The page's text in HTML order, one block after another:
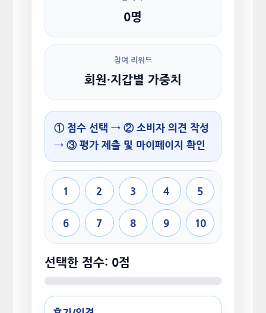
0명
참여 리워드
회원·지갑별 가중치
① 점수 선택 → ② 소비자 의견 작성
→ ③ 평가 제출 및 마이페이지 확인
1 2 3 4 5
6 7 8 9 10
선택한 점수: 0점